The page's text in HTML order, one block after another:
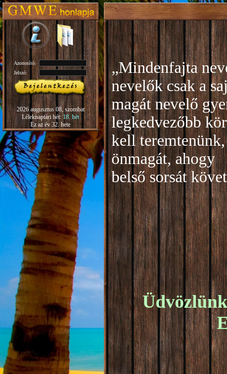
Azonosító:
Jelszó:
2026 augusztus 08, szombat
Léleknaptári hét:18. hét
Ez az év 32. hete
„Mindenfajta
nevelők csak a
magát nevelő
legkedvezőbb
kell
önmagát, ahogy
belső sorsát